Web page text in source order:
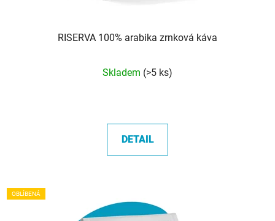
RISERVA 100% arabika zrnková káva
hodnocení
5,0
z
Skladem (>5 ks)
DETAIL
OBLÍBENÁ